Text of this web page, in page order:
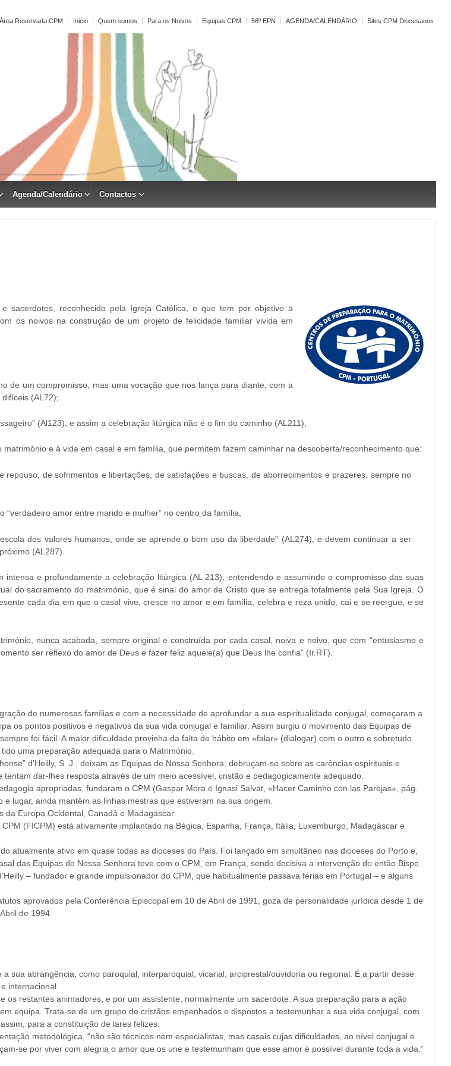
Área Reservada CPM Inicio Quem somos Para os Noivos Equipas CPM 56º EPN AGENDA/CALENDÁRIO Sites CPM Diocesanos
Agenda/Calendário Contactos
sacerdotes, reconhecido pela Igreja Católica, e que tem por objetivo a
os noivos na construção de um projeto de felicidade familiar vivida em
de um compromisso, mas uma vocação que nos lança para diante, com a
(AL72);
(Al123), e assim a celebração litúrgica não é o fim do caminho (AL211),
e à vida em casal e em família, que permitem fazem caminhar na descoberta/reconhecimento que:
de sofrimentos e libertações, de satisfações e buscas, de aborrecimentos e prazeres, sempre no
amor entre marido e mulher” no centro da família,
dos valores humanos, onde se aprende o bom uso da liberdade” (AL274), e devem continuar a ser
(AL287).
e profundamente a celebração litúrgica (AL 213), entendendo e assumindo o compromisso das suas
do sacramento do matrimónio, que é sinal do amor de Cristo que se entrega totalmente pela Sua Igreja. O
cada dia em que o casal vive, cresce no amor e em família, celebra e reza unido, cai e se reergue, e se
nunca acabada, sempre original e construída por cada casal, noiva e noivo, que com “entusiasmo e
ser reflexo do amor de Deus e fazer feliz aquele(a) que Deus lhe confia” (Ir.RT).
de numerosas famílias e com a necessidade de aprofundar a sua espiritualidade conjugal, começaram a
os pontos positivos e negativos da sua vida conjugal e familiar. Assim surgiu o movimento das Equipas de
foi fácil. A maior dificuldade provinha da falta de hábito em «falar» (dialogar) com o outro e sobretudo
uma preparação adequada para o Matrimónio.
d’Heilly, S. J., deixam as Equipas de Nossa Senhora, debruçam-se sobre as carências espirituais e
dar-lhes resposta através de um meio acessível, cristão e pedagogicamente adequado.
apropriadas, fundaram o CPM (Gaspar Mora e Ignasi Salvat, «Hacer Caminho con las Parejas», pág.
lugar, ainda mantêm as linhas mestras que estiveram na sua origem.
Europa Ocidental, Canadá e Madagáscar.
(FICPM) está ativamente implantado na Bégica, Espanha, França, Itália, Luxemburgo, Madagáscar e
atualmente ativo em quase todas as dioceses do País. Foi lançado em simultâneo nas dioceses do Porto e,
das Equipas de Nossa Senhora teve com o CPM, em França, sendo decisiva a intervenção do então Bispo
– fundador e grande impulsionador do CPM, que habitualmente passava férias em Portugal – e alguns
aprovados pela Conferência Episcopal em 10 de Abril de 1991, goza de personalidade jurídica desde 1 de
de 1994.
sua abrangência, como paroquial, interparoquial, vicarial, arciprestal/ouvidoria ou regional. É a partir desse
internacional.
restantes animadores, e por um assistente, normalmente um sacerdote. A sua preparação para a ação
equipa. Trata-se de um grupo de cristãos empenhados e dispostos a testemunhar a sua vida conjugal, com
para a constituição de lares felizes.
metodológica, “não são técnicos nem especialistas, mas casais cujas dificuldades, ao nível conjugal e
se por viver com alegria o amor que os une e testemunham que esse amor é possível durante toda a vida.”